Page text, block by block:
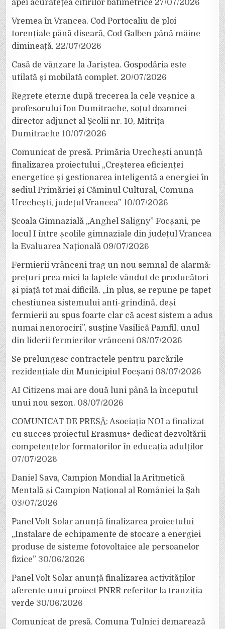
apei acuratețea citirilor batimetrice 27/07/2026
Vremea în Vrancea. Cod Portocaliu de ploi
torențiale până diseară, Cod Galben până mâine
dimineață. 22/07/2026
Casă de vânzare la Jariștea. Gospodăria este
utilată și mobilată complet. 20/07/2026
Regrete eterne după trecerea la cele veșnice a
profesorului Ion Dumitrache, soțul doamnei
director adjunct al Școlii nr. 10, Mitrița
Dumitrache 10/07/2026
Comunicat de presă. Primăria Urechești anunță
finalizarea proiectului „Creșterea eficienței
energetice și gestionarea inteligentă a energiei în
sediul Primăriei și Căminul Cultural, Comuna
Urechești, județul Vrancea” 10/07/2026
Școala Gimnazială „Anghel Saligny” Focșani, pe
locul I între școlile gimnaziale din județul Vrancea
la Evaluarea Națională 09/07/2026
Fermierii vrânceni trag un nou semnal de alarmă:
prețuri prea mici la laptele vândut de producători
și piață tot mai dificilă. „În plus, se repune pe tapet
chestiunea sistemului anti-grindină, deși
fermierii au spus foarte clar că acest sistem a adus
numai nenorociri”, susține Vasilică Pamfil, unul
din liderii fermierilor vrânceni 08/07/2026
Se prelungesc contractele pentru parcările
rezidențiale din Municipiul Focșani 08/07/2026
AI Citizens mai are două luni până la începutul
unui nou sezon. 08/07/2026
COMUNICAT DE PRESĂ: Asociația NOI a finalizat
cu succes proiectul Erasmus+ dedicat dezvoltării
competențelor formatorilor în educația adulților
07/07/2026
Daniel Sava, Campion Mondial la Aritmetică
Mentală și Campion Național al României la Șah
03/07/2026
Panel Volt Solar anunță finalizarea proiectului
„Instalare de echipamente de stocare a energiei
produse de sisteme fotovoltaice ale persoanelor
fizice” 30/06/2026
Panel Volt Solar anunță finalizarea activităților
aferente unui proiect PNRR referitor la tranziția
verde 30/06/2026
Comunicat de presă. Comuna Tulnici demarează